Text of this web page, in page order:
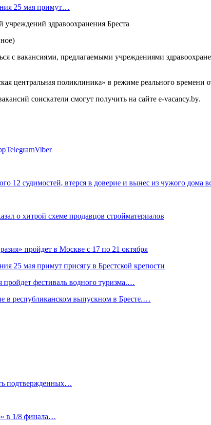
25 мая примут…
с вакансиями, предлагаемыми учреждениями
центральная поликлиника» в режиме реального времени
соискатели смогут получить на сайте e-vacancy.by.
TelegramViber
12 судимостей, втерся в доверие и вынес из чужого дома
о хитрой схеме продавцов стройматериалов
пройдет в Москве с 17 по 21 октября
25 мая примут присягу в Брестской крепости
пройдет фестиваль водного туризма.…
в республиканском выпускном в Бресте.…
подтвержденных…
в 1/8 финала…